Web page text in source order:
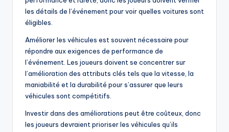
les détails de l’événement pour voir quelles voitures sont
éligibles.
Améliorer les véhicules est souvent nécessaire pour
répondre aux exigences de performance de
l’événement. Les joueurs doivent se concentrer sur
l’amélioration des attributs clés tels que la vitesse, la
maniabilité et la durabilité pour s’assurer que leurs
véhicules sont compétitifs.
Investir dans des améliorations peut être coûteux, donc
les joueurs devraient prioriser les véhicules qu’ils